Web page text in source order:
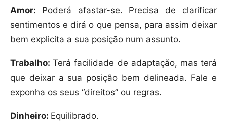
Amor: Poderá afastar-se. Precisa de clarificar
sentimentos e dirá o que pensa, para assim deixar
bem explicita a sua posição num assunto.
Trabalho:Terá facilidade de adaptação, mas terá
que deixar a sua posição bem delineada. Fale e
exponha os seus “direitos” ou regras.
Dinheiro: Equilibrado.